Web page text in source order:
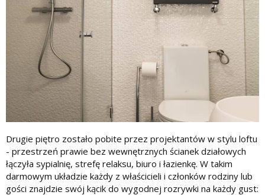
Drugie piętro zostało pobite przez projektantów w stylu loftu
- przestrzeń prawie bez wewnętrznych ścianek działowych
łączyła sypialnię, strefę relaksu, biuro i łazienkę. W takim
darmowym układzie każdy z właścicieli i członków rodziny lub
gości znajdzie swój kącik do wygodnej rozrywki na każdy gust: